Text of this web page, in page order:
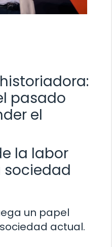
pasado
el
la labor
sociedad
un papel
actual.